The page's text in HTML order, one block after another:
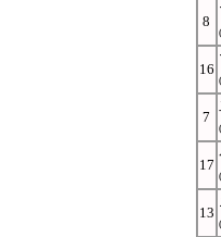
8
16
7
17
13